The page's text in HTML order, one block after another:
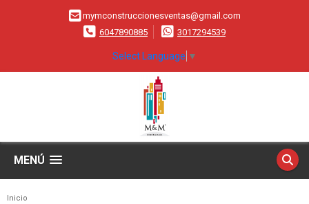
mymconstruccionesventas@gmail.com
6047890885
3017294539
Select Language ▼
MENÚ
Inicio